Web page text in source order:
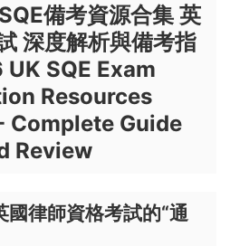
備考資源合集 英
深度解析與備考指
SQE Exam
Resources
Complete Guide
Review
國律師資格考試的“通